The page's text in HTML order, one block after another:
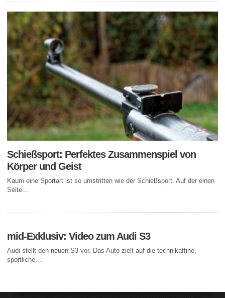
Schießsport: Perfektes Zusammenspiel von
Körper und Geist
Kaum eine Sportart ist so umstritten wie der Schießsport. Auf der einen
Seite...
mid-Exklusiv: Video zum Audi S3
Audi stellt den neuen S3 vor. Das Auto zielt auf die technikaffine,
sportliche,...